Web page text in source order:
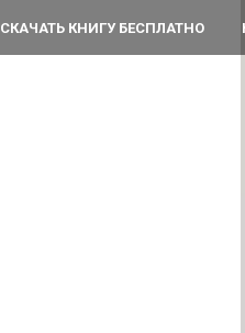
СКАЧАТЬ КНИГУ БЕСПЛАТНО